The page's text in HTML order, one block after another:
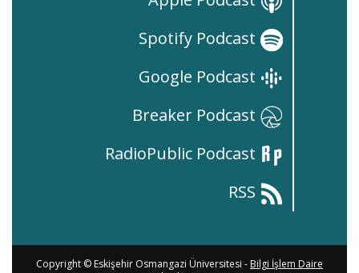
Spotify Podcast
Google Podcast
Breaker Podcast
RadioPublic Podcast
RSS
Copyright © Eskişehir Osmangazi Üniversitesi - Bilgi İşlem Daire